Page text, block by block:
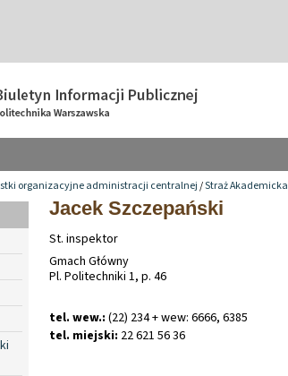
organizacyjne administracji centralnej/Straż Akademicka
Jacek Szczepański
St. inspektor
Gmach Główny
Pl. Politechniki 1, p. 46
tel. wew.: (22) 234 + wew: 6666, 6385
tel. miejski: 22 621 56 36